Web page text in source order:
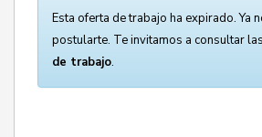
Esta oferta de trabajo ha expirado. Ya
postularte. Te invitamos a consultar
de trabajo.